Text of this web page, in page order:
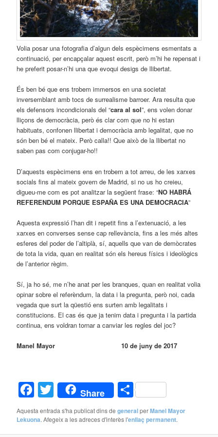
Volia posar una fotografia d’algun dels espècimens esmentats a
continuació, per encapçalar aquest escrit, però m’hi he repensat i
he preferit posar-n’hi una que evoqui desigs de llibertat.
És ben bé que ens trobem immersos en una societat
inversemblant amb tocs de surrealisme barroer. Ara resulta que
els defensors incondicionals del “cara al sol”, ens volen donar
lliçons de democràcia, però és clar com que no hi estan
habituats, confonen llibertat i democràcia amb legalitat, que no
són ben bé el mateix. Però calla!! Que això de la llibertat no
saben pas com conjugar-ho!!
D’aquests espècimens ens en trobem a tot arreu, de les xarxes
socials fins al mateix govern de Madrid, si no us ho creieu,
digueu-me com es pot analitzar la següent frase: “NO HABRÁ
REFERENDUM PORQUE ESPAÑA ES UNA DEMOCRACIA”
Aquesta expressió l’han dit i repetit fins a l’extenuació, a les
xarxes en converses sense cap rellevància, fins a les més altes
esferes del poder de l’altiplà, sí, aquells que van de demòcrates
de tota la vida, quan en realitat són els hereus físics i ideològics
de l’anterior règim.
Sí, ja ho sé, me n’he anat per les branques, quan en realitat volia
opinar sobre el referèndum, la data i la pregunta, però noi, cada
vegada que surt la qüestió ens surten amb legalitats i
constitucions. El cas és que ja tenim data i pregunta i la partida
continua, ens voldran tornar a canviar les regles del joc?
Manel Mayor 10 de juny de 2017
Facebook
Twitter
Share Comparteix
Aquesta entrada s'ha publicat dins degeneralperManel Mayor
Lekuona. Afegeix a les adreces d'interès l'enllaç permanent.